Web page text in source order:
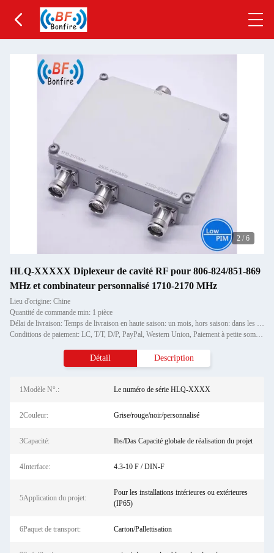
2 / 6
HLQ-XXXXX Diplexeur de cavité RF pour 806-824/851-869
MHz et combinateur personnalisé 1710-2170 MHz
Lieu d'origine: Chine
Quantité de commande min: 1 pièce
Délai de livraison: Temps de livraison en haute saison: un mois, hors saison: dans les 15 jours ouvrables
Conditions de paiement: LC, T/T, D/P, PayPal, Western Union, Paiement à petite somme, Grammes d'argent
Détail Description
1Modèle N°.: Le numéro de série HLQ-XXXX
2Couleur: Grise/rouge/noir/personnalisé
3Capacité: Ibs/Das Capacité globale de réalisation du projet
4Interface: 4.3-10 F / DIN-F
5Application du projet:
Pour les installations intérieures ou extérieures
(IP65)
6Paquet de transport: Carton/Pallettisation